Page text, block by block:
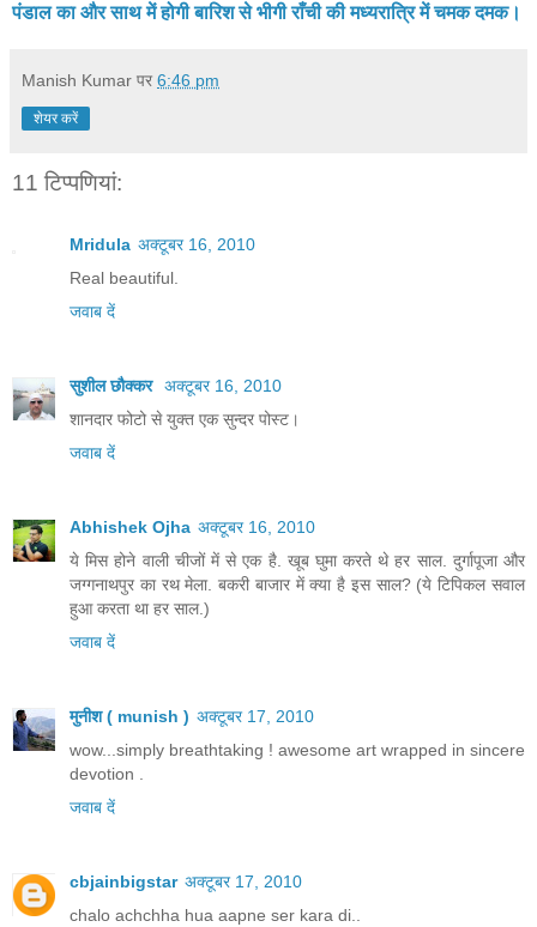
पंडाल का और साथ में होगी बारिश से भीगी राँची की मध्यरात्रि में चमक दमक।
Manish Kumar पर 6:46 pm
शेयर करें
11 टिप्‍पणियां:
Mridula अक्टूबर 16, 2010
Real beautiful.
जवाब दें
सुशील छौक्कर अक्टूबर 16, 2010
शानदार फोटो से युक्त एक सुन्दर पोस्ट।
जवाब दें
Abhishek Ojha अक्टूबर 16, 2010
ये मिस होने वाली चीजों में से एक है. खूब घुमा करते थे हर साल. दुर्गापूजा और
जग्गनाथपुर का रथ मेला. बकरी बाजार में क्या है इस साल? (ये टिपिकल सवाल
हुआ करता था हर साल.)
जवाब दें
मुनीश ( munish ) अक्टूबर 17, 2010
wow...simply breathtaking ! awesome art wrapped in sincere
devotion .
जवाब दें
cbjainbigstar अक्टूबर 17, 2010
chalo achchha hua aapne ser kara di..